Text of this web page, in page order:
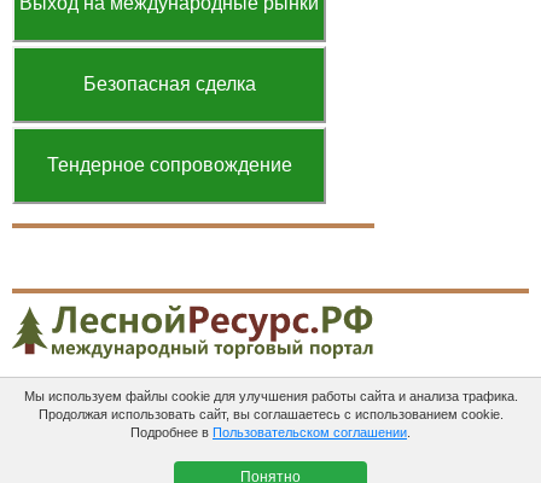
Безопасная сделка
Тендерное сопровождение
Платные
услуги
Пользовательское
соглашение
Контакты
ЛеснойРесурс.рф в соцсетях:
Мы используем файлы cookie для улучшения работы сайта и анализа трафика.
Продолжая использовать сайт, вы соглашаетесь с использованием cookie.
Подробнее в Пользовательском соглашении
Понятно